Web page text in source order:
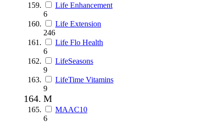
Life Enhancement
6
Life Extension
246
Life Flo Health
6
LifeSeasons
9
LifeTime Vitamins
9
M
MAAC10
6